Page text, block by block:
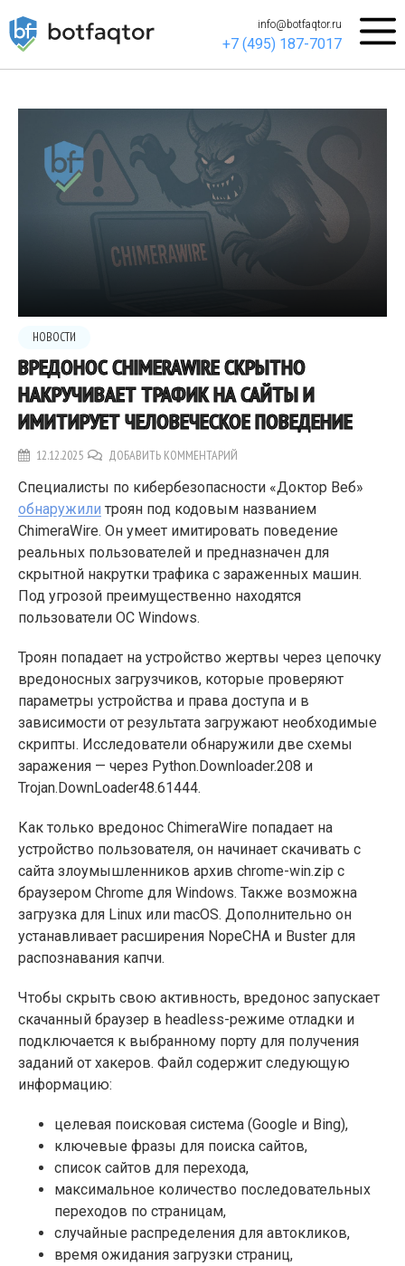
info@botfaqtor.ru
+7 (495) 187-7017
НОВОСТИ
ВРЕДОНОС CHIMERAWIRE СКРЫТНО
НАКРУЧИВАЕТ ТРАФИК НА САЙТЫ И
ИМИТИРУЕТ ЧЕЛОВЕЧЕСКОЕ ПОВЕДЕНИЕ
12.12.2025 ДОБАВИТЬ КОММЕНТАРИЙ
Специалисты по кибербезопасности «Доктор Веб»
обнаружили троян под кодовым названием
ChimeraWire. Он умеет имитировать поведение
реальных пользователей и предназначен для
скрытной накрутки трафика с зараженных машин.
Под угрозой преимущественно находятся
пользователи ОС Windows.
Троян попадает на устройство жертвы через цепочку
вредоносных загрузчиков, которые проверяют
параметры устройства и права доступа и в
зависимости от результата загружают необходимые
скрипты. Исследователи обнаружили две схемы
заражения — через Python.Downloader.208 и
Trojan.DownLoader48.61444.
Как только вредонос ChimeraWire попадает на
устройство пользователя, он начинает скачивать с
сайта злоумышленников архив chrome-win.zip с
браузером Chrome для Windows. Также возможна
загрузка для Linux или macOS. Дополнительно он
устанавливает расширения NopeCHA и Buster для
распознавания капчи.
Чтобы скрыть свою активность, вредонос запускает
скачанный браузер в headless-режиме отладки и
подключается к выбранному порту для получения
заданий от хакеров. Файл содержит следующую
информацию:
целевая поисковая система (Google и Bing),
ключевые фразы для поиска сайтов,
список сайтов для перехода,
максимальное количество последовательных
переходов по страницам,
случайные распределения для автокликов,
время ожидания загрузки страниц,